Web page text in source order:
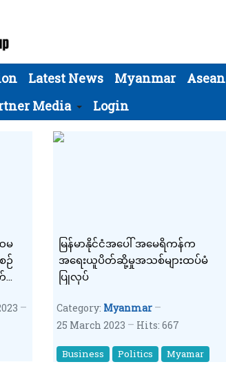
Latest News Myanmar Asean
Media Login
မ
ဉ်
မြန်မာနိုင်ငံအပေါ် အမေရိကန်က
အရေးယူပိတ်ဆို့မှုအသစ်များထပ်မံ
ပြုလုပ်
Category: Myanmar
25 March 2023
Hits: 667
Business Politics Myamar